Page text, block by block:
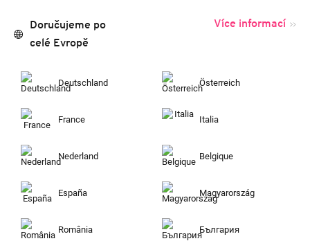
Doručujeme po
celé Evropě
Více informací
Deutschland Österreich
France Italia
Nederland Belgique
España Magyarország
România България